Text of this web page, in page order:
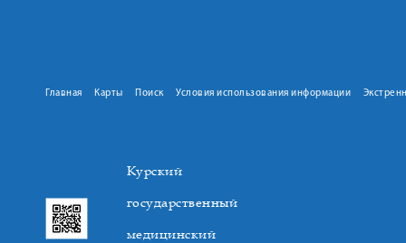
Главная Карты Поиск Условия использования информации
Курский
государственный
медицинский